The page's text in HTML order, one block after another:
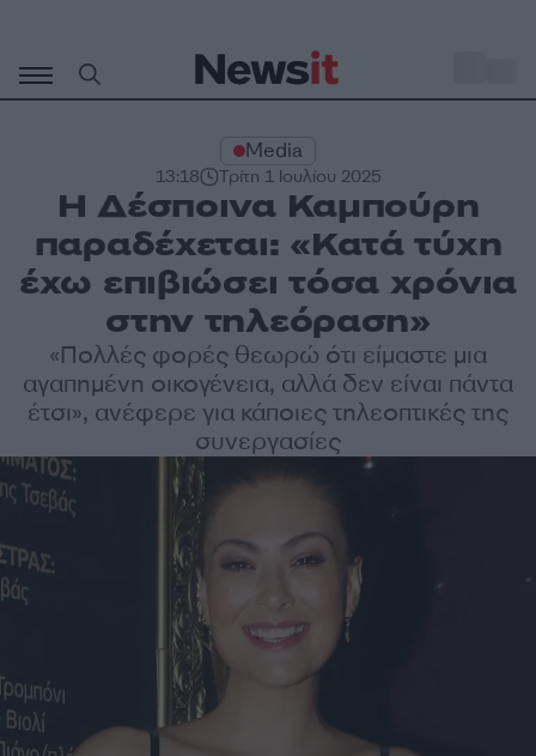
περιεχόμενο
Media
13:18 Τρίτη 1 Ιουλίου 2025
Η Δέσποινα Καμπούρη
παραδέχεται: «Κατά τύχη
έχω επιβιώσει τόσα χρόνια
στην τηλεόραση»
«Πολλές φορές θεωρώ ότι είμαστε μια
αγαπημένη οικογένεια, αλλά δεν είναι πάντα
έτσι», ανέφερε για κάποιες τηλεοπτικές της
συνεργασίες